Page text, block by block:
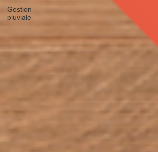
Gestion
pluviale